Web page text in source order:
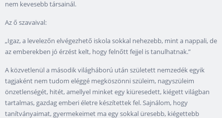
nem kevesebb társainál.
Az ő szavaival:
„Igaz, a levelezőn elvégezhető iskola sokkal nehezebb, mint a nappali, de
az emberekben jó érzést kelt, hogy felnőtt fejjel is tanulhatnak.”
A közvetlenül a második világháború után született nemzedék egyik
tagjaként nem tudom eléggé megköszönni szüleim, nagyszüleim
önzetlenségét, hitét, amellyel minket egy kiüresedett, kiégett világban
tartalmas, gazdag emberi életre készítettek fel. Sajnálom, hogy
tanítványaimat, gyermekeimet ma egy sokkal üresebb, kiégettebb